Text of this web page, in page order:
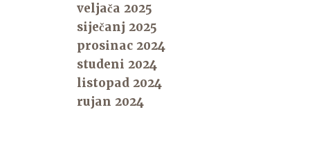
veljača 2025
siječanj 2025
prosinac 2024
studeni 2024
listopad 2024
rujan 2024